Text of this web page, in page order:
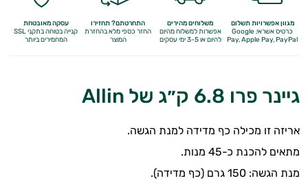
מגוון אפשרויות תשלום
כרטיס אשראי, Google
Pay,Apple Pay, PayPal
משלוחים מהירים
אפשרות למשלוח מהיום
להיום או 3-5 ימי עסקים
התחרטתם? תחזירו
החזר כספי מלאבהחזרת
המוצר
עסקה מאובטחת
קנייה בטוחה בתקני SSL
המחמירים ביותר
גיינר פרו 6.8 ק״ג של Allin
אריזה זו מכילה כף מדידה למנת הגשה.
מתאים להכנת כ-45 מנות.
מנת הגשה: 150 גרם (כף מדידה).